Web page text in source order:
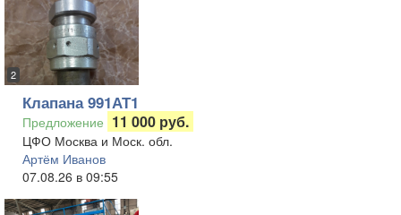
2
Клапана 991АТ1
Предложение 11 000 руб.
ЦФО Москва и Моск. обл.
Артём Иванов
07.08.26 в 09:55